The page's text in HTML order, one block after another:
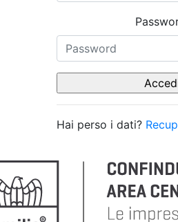
Hai perso i dati?